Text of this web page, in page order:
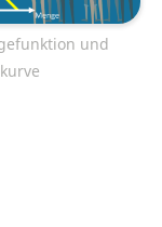
und